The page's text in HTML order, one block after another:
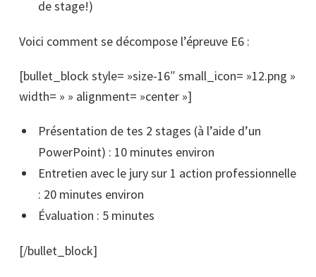
de stage!)
Voici comment se décompose l’épreuve E6 :
[bullet_block style= »size-16″ small_icon= »12.png »
width= » » alignment= »center »]
Présentation de tes 2 stages (à l’aide d’un
PowerPoint) : 10 minutes environ
Entretien avec le jury sur 1 action professionnelle
: 20 minutes environ
Évaluation : 5 minutes
[/bullet_block]